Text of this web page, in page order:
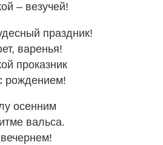
– везучей!
праздник!
варенья!
проказник
рождением!
осенним
вальса.